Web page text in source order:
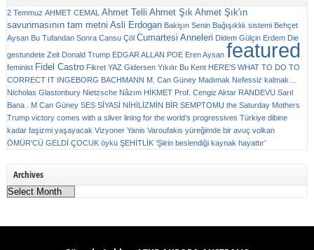
2 Temmuz AHMET CEMAL Ahmet Telli Ahmet Şık Ahmet Şık'ın
savunmasının tam metni Asli Erdogan Bakişın Senin Bağışıklık sistemi Behçet
Aysan Bu Tufandan Sonra Cansu Çöl Cumartesi Anneleri Didem Gülçin Erdem Die
gestundete Zeit Donald Trump EDGAR ALLAN POE Eren Aysan featured
feminist Fidel Castro Fikret YAZ Gidersen Yıkılır Bu Kent HERE’S WHAT TO DO TO
CORRECT IT INGEBORG BACHMANN M. Can Güney Madımak Nefessiz kalmak…
Nicholas Glastonbury Nietzsche Nâzım HİKMET Prof. Cengiz Aktar RANDEVU Sarıl
Bana . M Can Güney SES SİYASİ NİHİLİZMİN BİR SEMPTOMU the Saturday Mothers
Trump victory comes with a silver lining for the world’s progressives Türkiye dibine
kadar faşizmi yaşayacak Vizyoner Yanis Varoufakis yüreğimde bir avuç volkan
ÖMÜR'CÜ GELDİ ÇOCUK öykü ŞEHİTLİK ‘Şiirin beslendiği kaynak hayattır’
Archives
Archives